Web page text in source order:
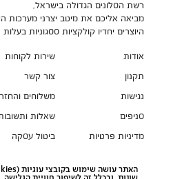
רשת הסלונים הגדולה בישראל,
מביאה אליכם את מיטב יצרני מערכות
היוצרים יחדיו קולקציות ססגוניות בעלות
אודות
תקנון
נגישות
סניפים
מדיניות פרטיות
pci
שירות לקוחות
צור קשר
משלוחים
שאלות
ביטול עסקה
הספה המושלמת